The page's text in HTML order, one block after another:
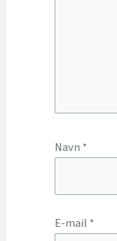
Navn *
E-mail *